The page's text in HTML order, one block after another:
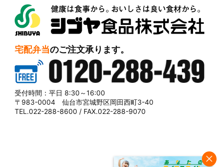
宅配弁当のご注文承ります。
0120-288-439
受付時間：平日 8:30～16:00
〒983-0004 仙台市宮城野区岡田西町3-40
TEL.022-288-8600 / FAX.022-288-9070